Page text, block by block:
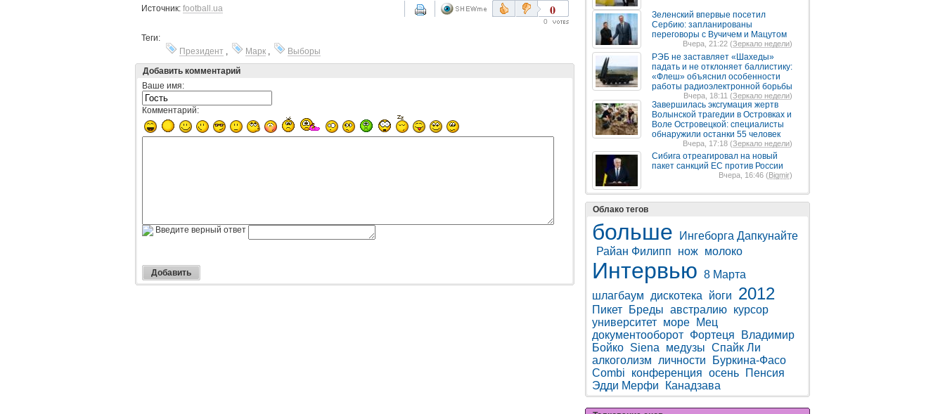
Источник: football.ua 0
0
Теги:
Президент , Марк ,
Выборы
Добавить комментарий
Ваше имя:
Комментарий:
Введите верный ответ
Зеленский впервые посетил
Сербию: запланированы
переговоры с Вучичем и Мацутом
Вчера, 21:22 (Зеркало недели)
РЭБ не заставляет «Шахеды»
падать и не отклоняет баллистику:
«Флеш» объяснил особенности
работы радиоэлектронной борьбы
Вчера, 18:11 (Зеркало недели)
Завершилась эксгумация жертв
Волынской трагедии в Островках и
Воле Островецкой: специалисты
обнаружили останки 55 человек
Вчера, 17:18 (Зеркало недели)
Сибига отреагировал на новый
пакет санкций ЕС против России
Вчера, 16:46 (Bigmir)
Облако тегов
больше
Ингеборга Дапкунайте
Райан Филипп
нож молоко
Интервью 8 Марта
шлагбаум
дискотека йоги 2012
Пикет Бреды австралию курсор
университет море
Мец
документооборот Фортеця
Владимир
Бойко Siena медузы Спайк Ли
алкоголизм
личности
Буркина-Фасо
Combi
конференция осень
Пенсия
Эдди Мерфи
Канадзава